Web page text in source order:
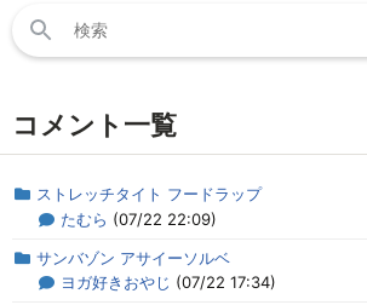
索:
コメント一覧
ストレッチタイト フードラップ
たむら (07/22 22:09)
サンバゾン アサイーソルベ
ヨガ好きおやじ (07/22 17:34)